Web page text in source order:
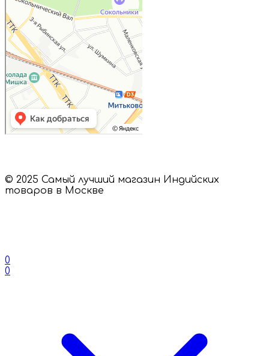
© 2025 Самый лучший магазин Индийских
товаров в Москве
0
0